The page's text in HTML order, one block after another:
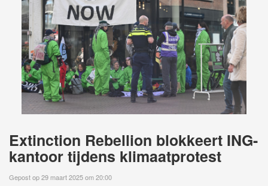
Extinction Rebellion blokkeert ING-
kantoor tijdens klimaatprotest
Gepost op 29 maart 2025 om 20:00